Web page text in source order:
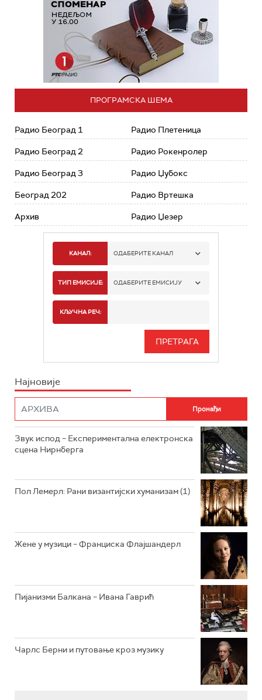
ПРОГРАМСКА ШЕМА
Радио Београд 1
Радио Београд 2
Радио Београд 3
Београд 202
Архив
Радио Плетеница
Радио Рокенролер
Радио Џубокс
Радио Вртешка
Радио Џезер
КАНАЛ: ОДАБЕРИТЕ КАНАЛ
РАДИО БЕОГРАД 1
РАДИО БЕОГРАД 3
РАДИО РОКЕНРОЛЕР
РАДИО ЏЕЗЕР
ТИП ЕМИСИЈЕ: ОДАБЕРИТЕ ЕМИСИЈУ
ИНФО
КЉУЧНА РЕЧ:
Најновије
Звук испод – Експериментална електронска
сцена Нирнберга
Пол Лемерл: Рани византијски хуманизам (1)
Жене у музици – Франциска Флајшандерл
Пијанизми Балкана – Ивана Гаврић
Чарлс Берни и путовање кроз музику